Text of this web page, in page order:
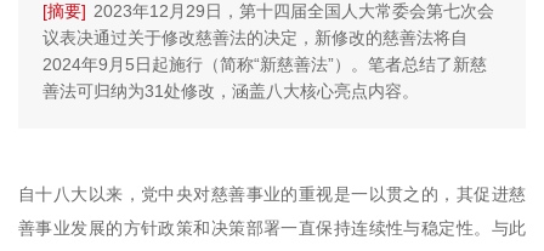
[摘要] 2023年12月29日，第十四届全国人大常委会第七次会
议表决通过关于修改慈善法的决定，新修改的慈善法将自
2024年9月5日起施行（简称“新慈善法”）。笔者总结了新慈
善法可归纳为31处修改，涵盖八大核心亮点内容。
自十八大以来，党中央对慈善事业的重视是一以贯之的，其促进慈
善事业发展的方针政策和决策部署一直保持连续性与稳定性。与此